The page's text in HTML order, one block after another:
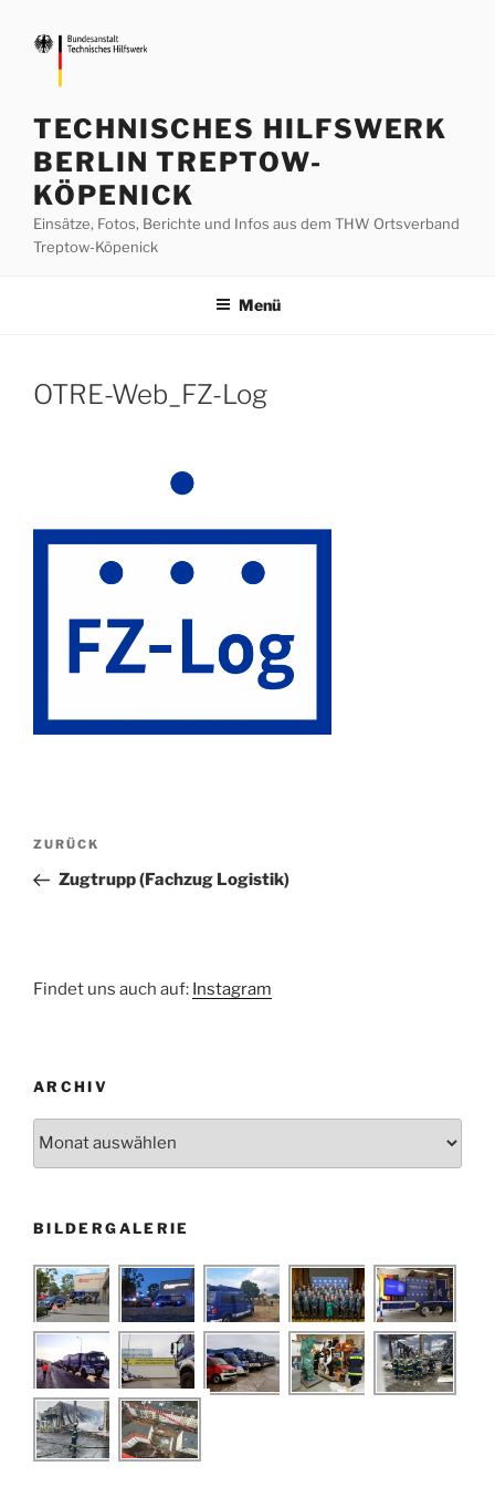
Inhalt
springen
TECHNISCHES HILFSWERK
BERLIN TREPTOW-
KÖPENICK
Einsätze, Fotos, Berichte und Infos aus dem THW Ortsverband
Treptow-Köpenick
Menü
OTRE-Web_FZ-Log
Beitragsnavigation
Vorheriger
Beitrag
ZURÜCK
Zugtrupp (Fachzug Logistik)
Findet uns auch auf: Instagram
ARCHIV
BILDERGALERIE